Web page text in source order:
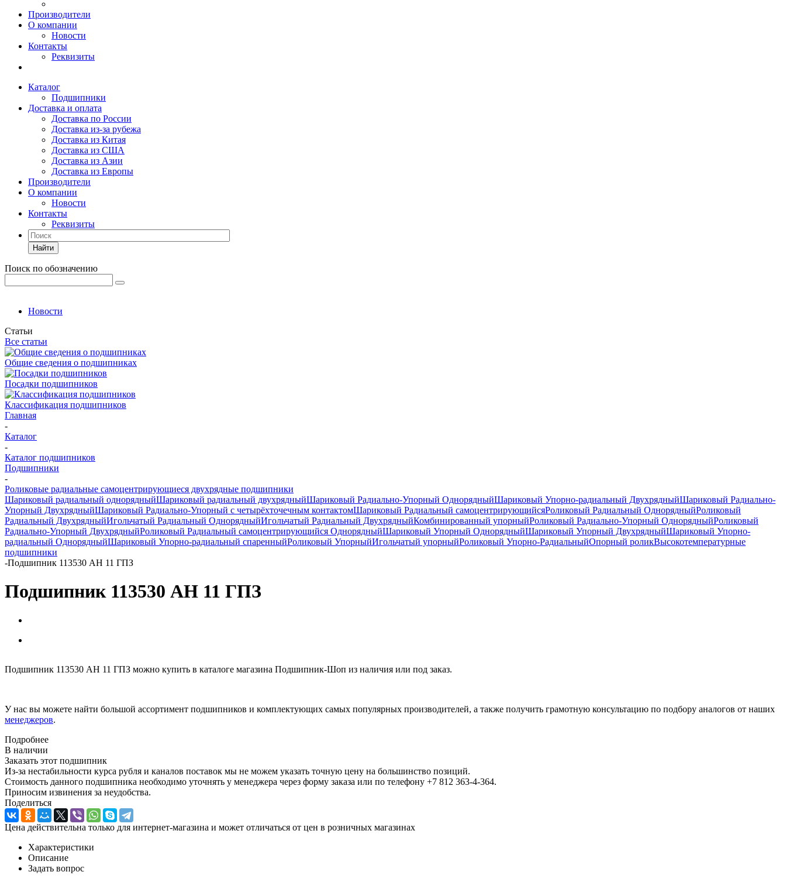
Производители
О компании
Новости
Контакты
Реквизиты
Каталог
Подшипники
Доставка и оплата
Доставка по России
Доставка из-за рубежа
Доставка из Китая
Доставка из США
Доставка из Азии
Доставка из Европы
Производители
О компании
Новости
Контакты
Реквизиты
Найти
Поиск по обозначению
Новости
Статьи
Все статьи
Общие сведения о подшипниках
Посадки подшипников
Классификация подшипников
Главная
-
Каталог
-
Каталог подшипников
Подшипники
-
Роликовые радиальные самоцентрирующиеся двухрядные подшипники
Шариковый радиальный однорядныйШариковый радиальный двухрядныйШариковый Радиально-Упорный ОднорядныйШариковый Упорно-радиальный ДвухрядныйШариковый Радиально-
Упорный ДвухрядныйШариковый Радиально-Упорный с четырёхточечным контактомШариковый Радиальный самоцентрирующийсяРоликовый Радиальный ОднорядныйРоликовый
Радиальный ДвухрядныйИгольчатый Радиальный ОднорядныйИгольчатый Радиальный ДвухрядныйКомбинированный упорныйРоликовый Радиально-Упорный ОднорядныйРоликовый
Радиально-Упорный ДвухрядныйРоликовый Радиальный самоцентрирующийся ОднорядныйШариковый Упорный ОднорядныйШариковый Упорный ДвухрядныйШариковый Упорно-
радиальный ОднорядныйШариковый Упорно-радиальный спаренныйРоликовый УпорныйИгольчатый упорныйРоликовый Упорно-РадиальныйОпорный роликВысокотемпературные
подшипники
-Подшипник 113530 АН 11 ГПЗ
Подшипник 113530 АН 11 ГПЗ
Подшипник 113530 АН 11 ГПЗ можно купить в каталоге магазина Подшипник-Шоп из наличия или под заказ.
У нас вы можете найти большой ассортимент подшипников и комплектующих самых популярных производителей, а также получить грамотную консультацию по подбору аналогов от наших
менеджеров.
Подробнее
В наличии
Заказать этот подшипник
Из-за нестабильности курса рубля и каналов поставок мы не можем указать точную цену на большинство позиций.
Стоимость данного подшипника необходимо уточнять у менеджера через форму заказа или по телефону +7 812 363-4-364.
Приносим извинения за неудобства.
Поделиться
Цена действительна только для интернет-магазина и может отличаться от цен в розничных магазинах
Характеристики
Описание
Задать вопрос